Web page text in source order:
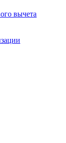
вычета